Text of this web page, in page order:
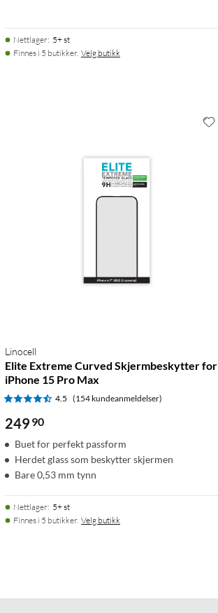
Nettlager: 5+ st
Finnes i 5 butikker. Velg butikk
Linocell
Elite Extreme Curved Skjermbeskytter for
iPhone 15 Pro Max
4.5 (154 kundeanmeldelser)
249 90
Buet for perfekt passform
Herdet glass som beskytter skjermen
Bare 0,53 mm tynn
Nettlager: 5+ st
Finnes i 5 butikker. Velg butikk